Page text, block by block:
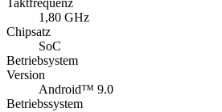
Taktfrequenz
1,80 GHz
Chipsatz
SoC
Betriebsystem
Version
Android™ 9.0
Betriebssystem